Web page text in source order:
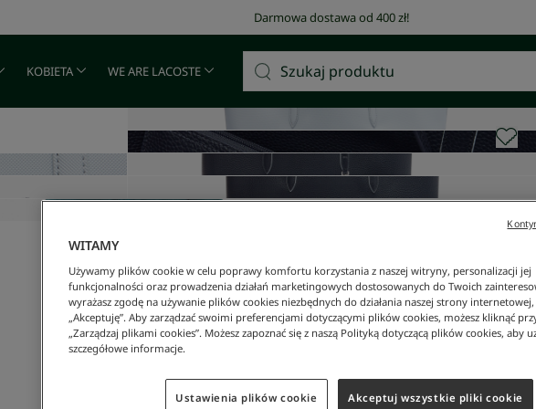
Darmowa dostawa od 400 zł!
KOBIETA WE ARE LACOSTE
WITAMY
Używamy plików cookie w celu poprawy komfortu korzystania z naszej witryny, personalizacji jej
funkcjonalności oraz prowadzenia działań marketingowych dostosowanych do Twoich
wyrażasz zgodę na używanie plików cookies niezbędnych do działania naszej strony
„Akceptuję”. Aby zarządzać swoimi preferencjami dotyczącymi plików cookies, możesz kliknąć
„Zarządzaj plikami cookies”. Możesz zapoznać się z naszą Polityką dotyczącą plików cookies, aby
szczegółowe informacje.
Ustawienia plików cookie Akceptuj wszystkie pliki cookie